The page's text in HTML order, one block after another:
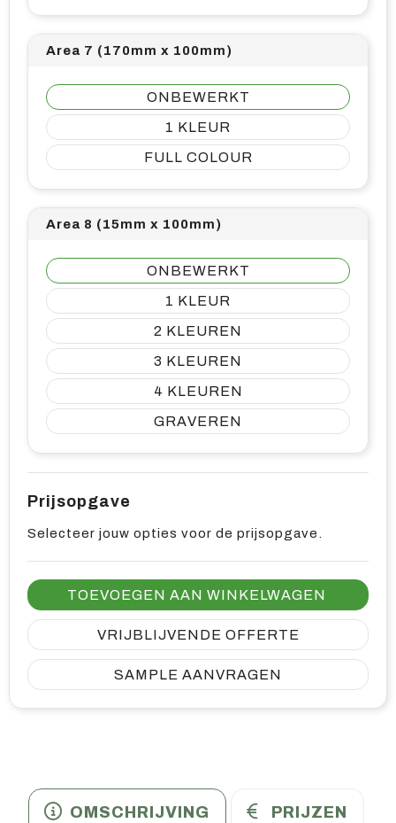
Area 7 (170mm x 100mm)
ONBEWERKT
1
FULL COLOUR
Area 8 (15mm x 100mm)
ONBEWERKT
1
2
3
4
GRAVEREN
Prijsopgave
Selecteer jouw opties voor de prijsopgave.
TOEVOEGEN AAN WINKELWAGEN
VRIJBLIJVENDE OFFERTE
SAMPLE AANVRAGEN
OMSCHRIJVING PRIJZEN